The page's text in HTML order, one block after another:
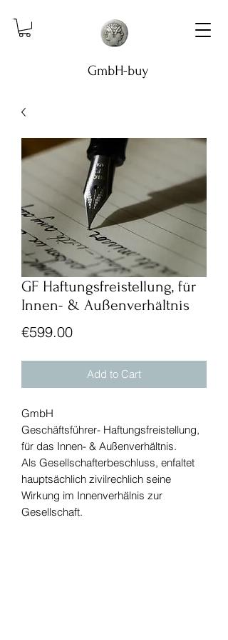
GmbH-buy
GF Haftungsfreistellung, für
Innen- & Außenverhältnis
€599.00Price
Add to Cart
GmbH
Geschäftsführer- Haftungsfreistellung,
für das Innen- & Außenverhältnis.
Als Gesellschafterbeschluss, enfaltet
hauptsächlich zivilrechlich seine
Wirkung im Innenverhälnis zur
Gesellschaft.